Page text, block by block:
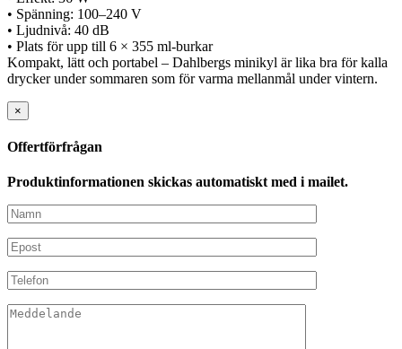
• Spänning: 100–240 V
• Ljudnivå: 40 dB
• Plats för upp till 6 × 355 ml-burkar
Kompakt, lätt och portabel – Dahlbergs minikyl är lika bra för kalla
drycker under sommaren som för varma mellanmål under vintern.
×
Offertförfrågan
Produktinformationen skickas automatiskt med i mailet.